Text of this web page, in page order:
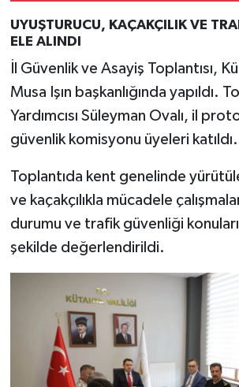
UYUŞTURUCU, KAÇAKÇILIK VE
ELE ALINDI
İl Güvenlik ve Asayiş Toplantısı,
Musa Işın başkanlığında yapıldı.
Yardımcısı Süleyman Ovalı, il
güvenlik komisyonu üyeleri katıldı.
Toplantıda kent genelinde
ve kaçakçılıkla mücadele
durumu ve trafik güvenliği konuları
şekilde değerlendirildi.
Köşe Yazıları
Kültür Sanat
Kütahya
Otomobil
Politika
Resmi İlan
Rüya Tabirleri